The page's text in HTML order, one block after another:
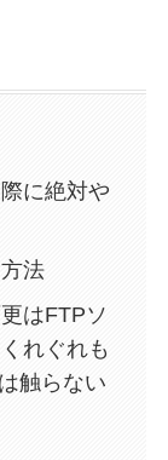
に絶対や
法
はFTPソ
れぐれも
触らない